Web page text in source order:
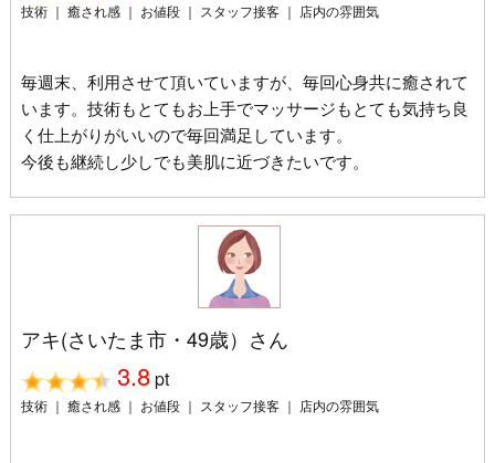
技術 ｜ 癒され感 ｜ お値段 ｜ スタッフ接客 ｜ 店内の雰囲気
毎週末、利用させて頂いていますが、毎回心身共に癒されて
います。技術もとてもお上手でマッサージもとても気持ち良
く仕上がりがいいので毎回満足しています。
今後も継続し少しでも美肌に近づきたいです。
アキ(さいたま市・49歳）さん
3.8pt
技術 ｜ 癒され感 ｜ お値段 ｜ スタッフ接客 ｜ 店内の雰囲気